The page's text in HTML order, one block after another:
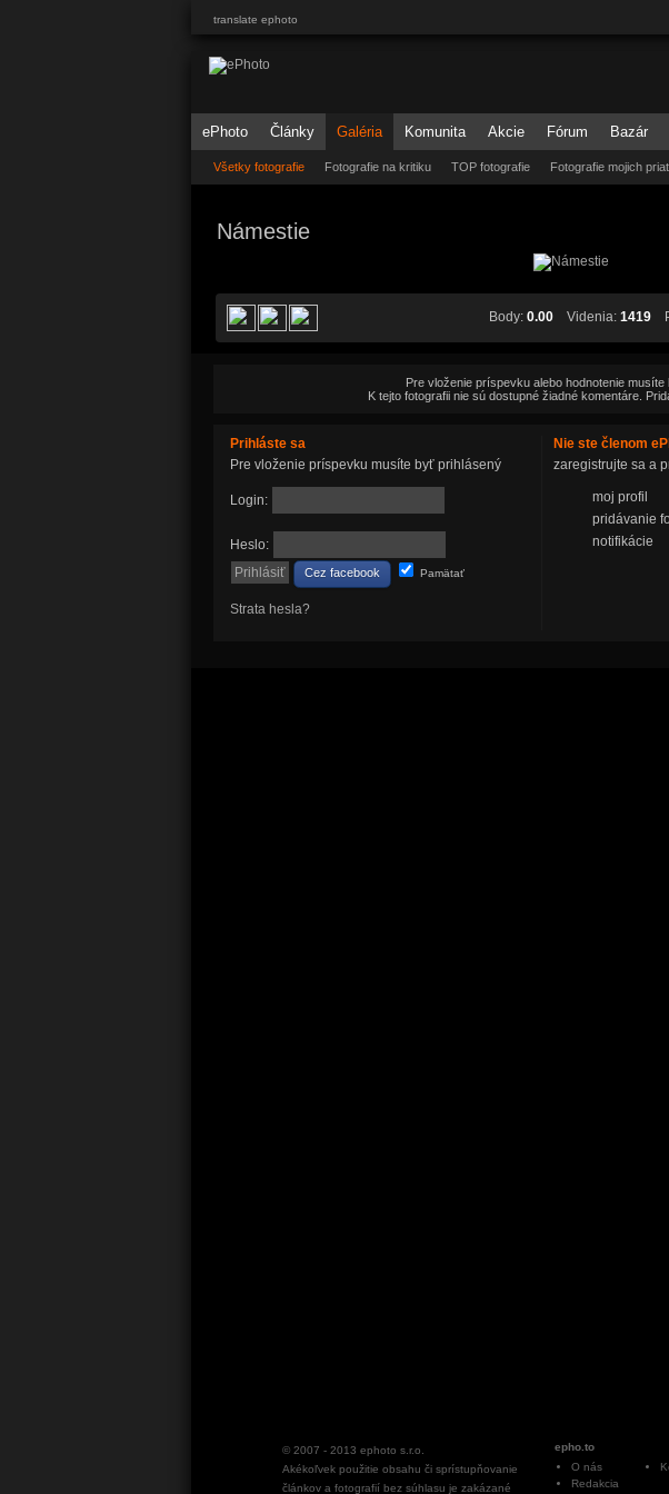
translate ephoto
ePhoto Články Galéria
Všetky fotografie Fotografie na kritiku TOP fotografie Fotografie mojich
Komunita Akcie Fórum Bazár
Námestie
Body: 0.00 Videnia: 1419
Pre vloženie príspevku alebo hodnotenie
K tejto fotografii nie sú dostupné žiadné komentáre.
Prihláste sa
Pre vloženie príspevku musíte byť prihlásený
Login:
Heslo:
Cez facebook Pamätať
Strata hesla?
Nie ste členom
zaregistrujte sa a
moj profil
pridávanie
notifikácie
© 2007 - 2013 ephoto s.r.o.
Akékoľvek použitie obsahu či sprístupňovanie
článkov a fotografií bez súhlasu je zakázané
epho.to
O nás
Redakcia